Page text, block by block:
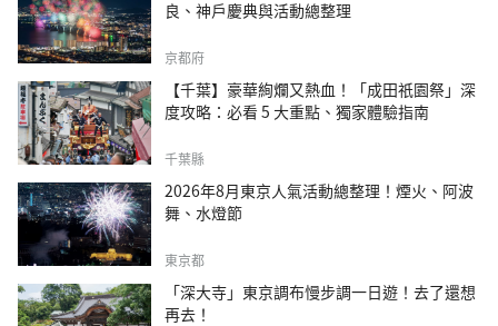
良、神戶慶典與活動總整理
京都府
【千葉】豪華絢爛又熱血！「成田祇園祭」深
度攻略：必看 5 大重點、獨家體驗指南
千葉縣
2026年8月東京人氣活動總整理！煙火、阿波
舞、水燈節
東京都
「深大寺」東京調布慢步調一日遊！去了還想
再去！